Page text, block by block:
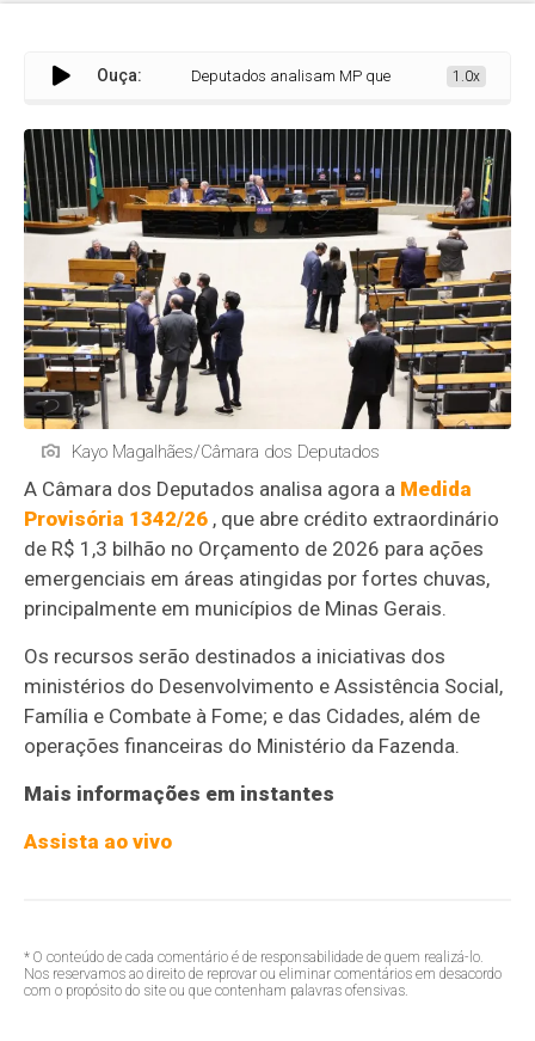
Ouça: Deputados analisam MP que destina R$ 1,3 bi
1.0x
Kayo Magalhães/Câmara dos Deputados
A Câmara dos Deputados analisa agora a Medida
Provisória 1342/26 , que abre crédito extraordinário
de R$ 1,3 bilhão no Orçamento de 2026 para ações
emergenciais em áreas atingidas por fortes chuvas,
principalmente em municípios de Minas Gerais.
Os recursos serão destinados a iniciativas dos
ministérios do Desenvolvimento e Assistência Social,
Família e Combate à Fome; e das Cidades, além de
operações financeiras do Ministério da Fazenda.
Mais informações em instantes
Assista ao vivo
* O conteúdo de cada comentário é de responsabilidade de quem realizá-lo.
Nos reservamos ao direito de reprovar ou eliminar comentários em desacordo
com o propósito do site ou que contenham palavras ofensivas.